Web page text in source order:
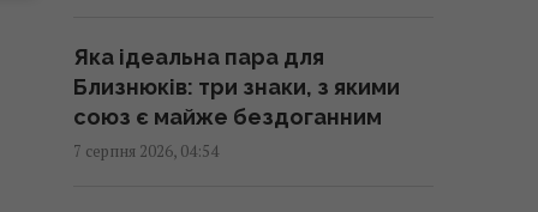
Спаси, День Незалежності та
багато чого іншого: усі свята
серпня 2026 року в Україні
Яка ідеальна пара для
Близнюків: три знаки, з якими
союз є майже бездоганним
7 серпня 2026, 04:54